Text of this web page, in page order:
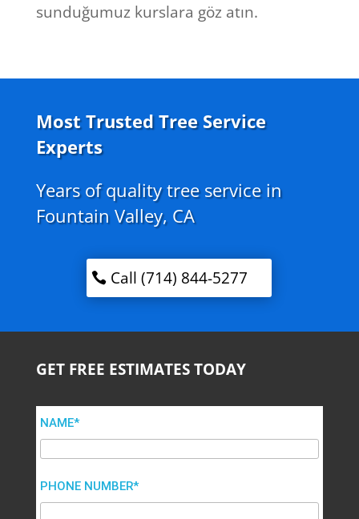
sunduğumuz kurslara göz atın.
Most Trusted Tree Service
Experts
Years of quality tree service in
Fountain Valley, CA
Call (714) 844-5277
GET FREE ESTIMATES TODAY
NAME*
PHONE NUMBER*